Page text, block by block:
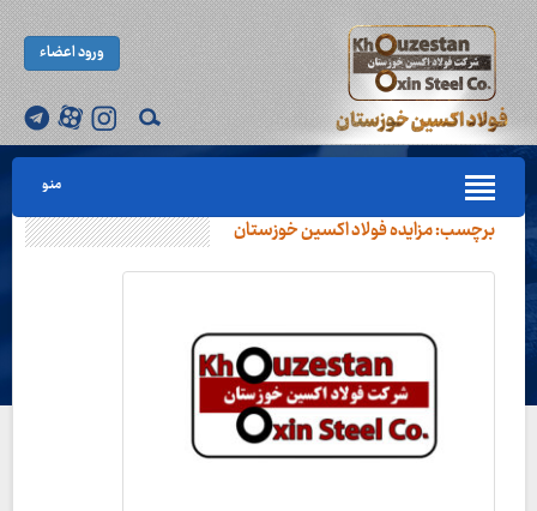
ورود اعضاء
منو
برچسب:مزایده فولاد اکسین خوزستان